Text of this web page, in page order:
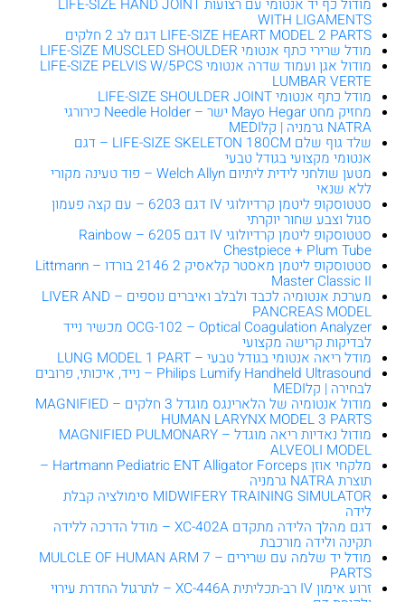
מודול כף יד אנטומי עם רצועות LIFE-SIZE HAND JOINT
WITH LIGAMENTS
LIFE-SIZE HEART MODEL 2 PARTS דגם לב 2 חלקים
מודל שרירי כתף אנטומי LIFE-SIZE MUSCLED SHOULDER
מודול אגן ועמוד שדרה אנטומי LIFE-SIZE PELVIS W/5PCS
LUMBAR VERTE
מודל כתף אנטומי LIFE-SIZE SHOULDER JOINT
מחזיק מחט Mayo Hegar ישר – Needle Holder כירורגי
NATRA גרמניה | קלMEDI
שלד גוף שלם LIFE-SIZE SKELETON 180CM – דגם
אנטומי מקצועי בגודל טבעי
מטען שולחני לידית ליתיום Welch Allyn – פוד טעינה מקורי
ללא שנאי
סטטוסקופ ליטמן קרדיולוגי IV דגם 6203 – עם קצה פעמון
סגול וצבע שחור יוקרתי
סטטוסקופ ליטמן קרדיולוגי IV דגם 6205 – Rainbow
Chestpiece + Plum Tube
סטטוסקופ ליטמן מאסטר קלאסיק 2 2146 בורדו – Littmann
Master Classic II
מערכת אנטומיה לכבד ולבלב ואיברים נוספים – LIVER AND
PANCREAS MODEL
OCG-102 – Optical Coagulation Analyzer מכשיר נייד
לבדיקות קרישה מקצועי
מודל ריאה אנטומי בגודל טבעי – LUNG MODEL 1 PART
Philips Lumify Handheld Ultrasound – נייד, איכותי, פרובים
לבחירה | קלMEDI
מודול אנטומיה של הלארינגס מוגדל 3 חלקים – MAGNIFIED
HUMAN LARYNX MODEL 3 PARTS
מודול נאדיות ריאה מוגדל – MAGNIFIED PULMONARY
ALVEOLI MODEL
מלקחי אוזן Hartmann Pediatric ENT Alligator Forceps –
תוצרת NATRA גרמניה
MIDWIFERY TRAINING SIMULATOR סימולציה קבלת
לידה
דגם מהלך הלידה מתקדם XC-402A – מודל הדרכה ללידה
תקינה ולידה מורכבת
מודל יד שלמה עם שרירים – MULCLE OF HUMAN ARM 7
PARTS
זרוע אימון IV רב-תכליתית XC-446A – לתרגול החדרת עירוי